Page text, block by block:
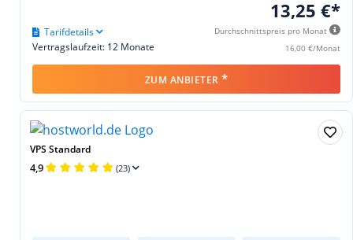
13,25 €*
Durchschnittspreis pro Monat
16,00 €/Monat
Vertragslaufzeit: 12 Monate
Tarifdetails
ZUM ANBIETER *
VPS Standard
4,9 (23)